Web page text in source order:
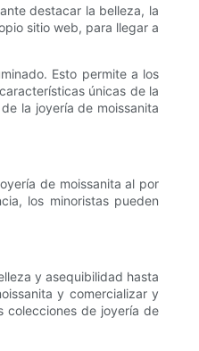
destacar la belleza, la
sitio web, para llegar a
Esto permite a los
únicas de la
la joyería de moissanita
de moissanita al por
los minoristas pueden
y asequibilidad hasta
y comercializar y
colecciones de joyería de